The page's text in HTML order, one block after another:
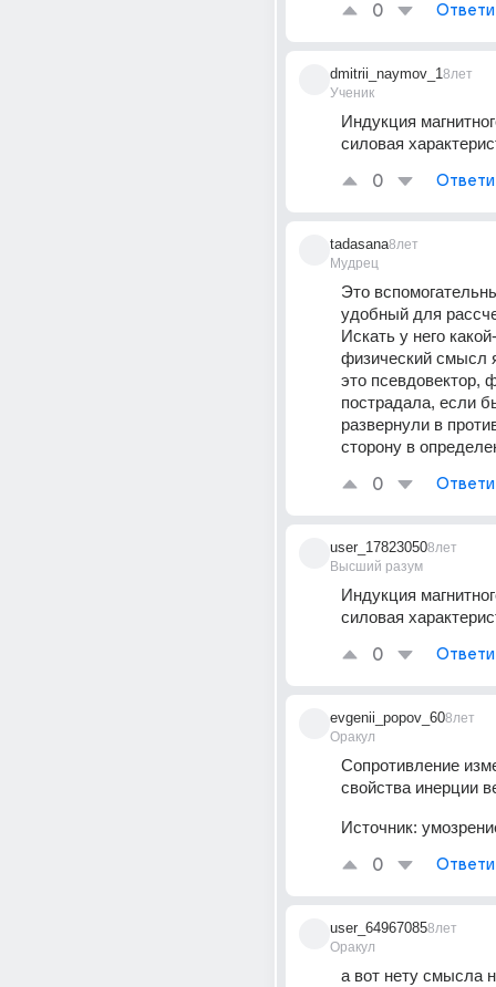
0
dmitrii_naymov_1
Ученик
8лет
Индукция
силовая
0
tadasana
Мудрец
8лет
Это
удобный для
Искать у него
физический смысл
это псевдовектор,
пострадала, если
развернули в
сторону в
0
user_17823050
Высший разум
8лет
Индукция
силовая
0
evgenii_popov_60
Оракул
8лет
Сопротивление
свойства инерции
Источник:
0
user_64967085
Оракул
8лет
а вот нету смысла